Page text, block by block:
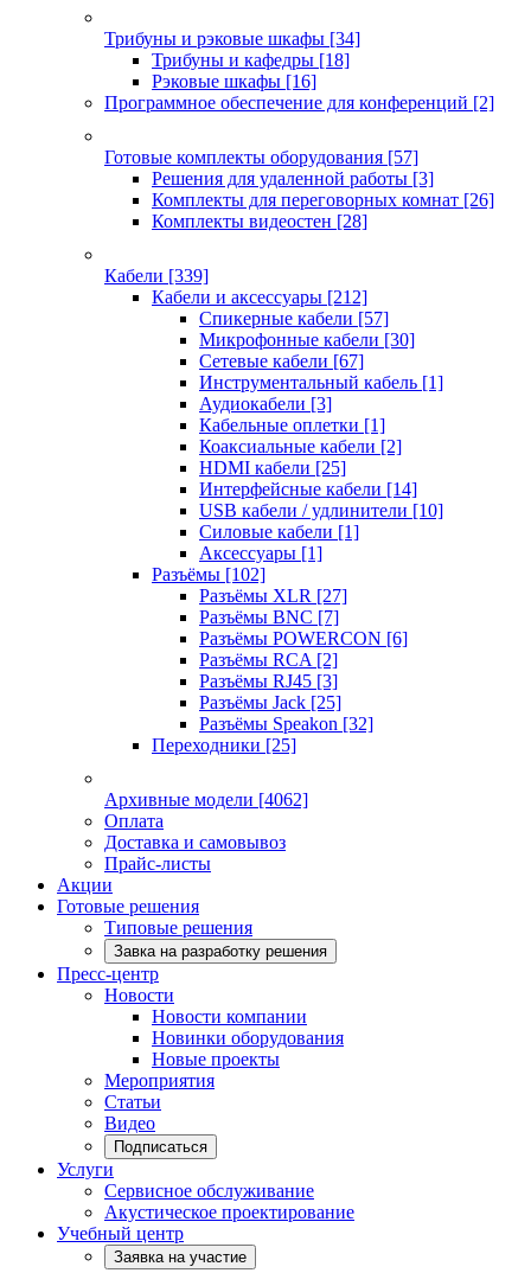
Трибуны и рэковые шкафы [34]
Трибуны и кафедры [18]
Рэковые шкафы [16]
Программное обеспечение для конференций [2]
Готовые комплекты оборудования [57]
Решения для удаленной работы [3]
Комплекты для переговорных комнат [26]
Комплекты видеостен [28]
Кабели [339]
Кабели и аксессуары [212]
Спикерные кабели [57]
Микрофонные кабели [30]
Сетевые кабели [67]
Инструментальный кабель [1]
Аудиокабели [3]
Кабельные оплетки [1]
Коаксиальные кабели [2]
HDMI кабели [25]
Интерфейсные кабели [14]
USB кабели / удлинители [10]
Силовые кабели [1]
Аксессуары [1]
Разъёмы [102]
Разъёмы XLR [27]
Разъёмы BNC [7]
Разъёмы POWERCON [6]
Разъёмы RCA [2]
Разъёмы RJ45 [3]
Разъёмы Jack [25]
Разъёмы Speakon [32]
Переходники [25]
Архивные модели [4062]
Оплата
Доставка и самовывоз
Прайс-листы
Акции
Готовые решения
Типовые решения
Завка на разработку решения
Пресс-центр
Новости
Новости компании
Новинки оборудования
Новые проекты
Мероприятия
Статьи
Видео
Подписаться
Услуги
Сервисное обслуживание
Акустическое проектирование
Учебный центр
Заявка на участие